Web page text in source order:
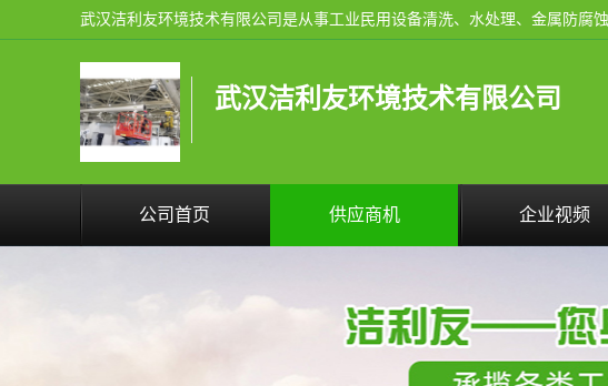
武汉洁利友环境技术有限公司
公司首页 供应商机 企业视频